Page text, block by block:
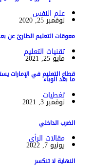
علم النفس
نوفمبر 25, 2020
معوقات التعليم الطارئ عن بعد
تقنيات التعليم
مايو 25, 2021
قطاع التعليم في الإمارات
ما بعد الوباء
تغطيات
نوفمبر 3, 2021
الضرب الداخلي
مقالات الرأي
يونيو 7, 2022
النهاية لا تنكسر